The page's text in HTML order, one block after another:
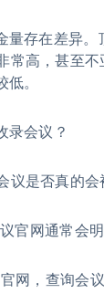
量存在差异
常高，甚至
。
录会议？
议是否真的
官网通常会
网，查询会